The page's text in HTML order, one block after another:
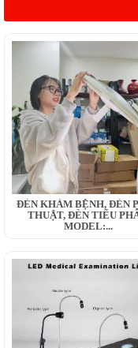
ĐÈN KHÁM BỆNH, ĐÈN
THUẬT, ĐÈN TIỂU
MODEL:...